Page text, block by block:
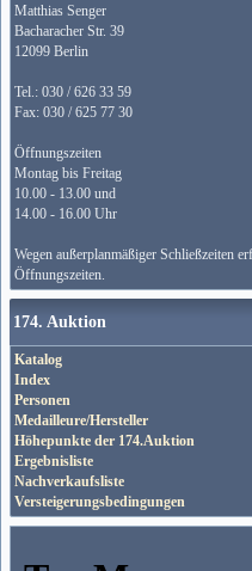
Matthias Senger
Bacharacher Str. 39
12099 Berlin
Tel.: 030 / 626 33 59
Fax: 030 / 625 77 30
Öffnungszeiten
Montag bis Freitag
10.00 - 13.00 und
14.00 - 16.00 Uhr
Wegen außerplanmäßiger Schließzeiten
Öffnungszeiten.
174. Auktion
Katalog
Index
Personen
Medailleure/Hersteller
Höhepunkte der 174.Auktion
Ergebnisliste
Nachverkaufsliste
Versteigerungsbedingungen